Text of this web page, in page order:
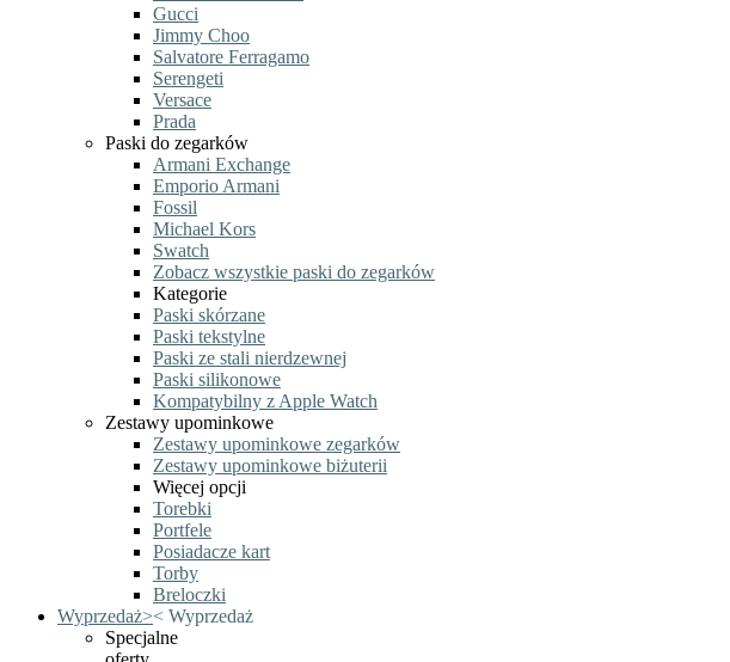
Gucci
Jimmy Choo
Salvatore Ferragamo
Serengeti
Versace
Prada
Paski do zegarków
Armani Exchange
Emporio Armani
Fossil
Michael Kors
Swatch
Zobacz wszystkie paski do zegarków
Kategorie
Paski skórzane
Paski tekstylne
Paski ze stali nierdzewnej
Paski silikonowe
Kompatybilny z Apple Watch
Zestawy upominkowe
Zestawy upominkowe zegarków
Zestawy upominkowe biżuterii
Więcej opcji
Torebki
Portfele
Posiadacze kart
Torby
Breloczki
Wyprzedaż>< Wyprzedaż
Specjalne